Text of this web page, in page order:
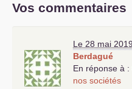
Vos commentaires
Le 28 mai
Berdagué
En réponse à :
nos sociétés